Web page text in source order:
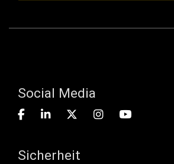
Social Media
Sicherheit